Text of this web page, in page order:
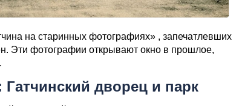
на старинных фотографиях» , запечатлевших
Эти фотографии открывают окно в прошлое,
дворец и парк